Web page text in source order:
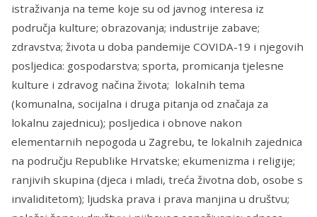
istraživanja na teme koje su od javnog interesa iz
područja kulture; obrazovanja; industrije zabave;
zdravstva; života u doba pandemije COVIDA-19 i njegovih
posljedica: gospodarstva; sporta, promicanja tjelesne
kulture i zdravog načina života; lokalnih tema
(komunalna, socijalna i druga pitanja od značaja za
lokalnu zajednicu); posljedica i obnove nakon
elementarnih nepogoda u Zagrebu, te lokalnih zajednica
na području Republike Hrvatske; ekumenizma i religije;
ranjivih skupina (djeca i mladi, treća životna dob, osobe s
invaliditetom); ljudska prava i prava manjina u društvu;